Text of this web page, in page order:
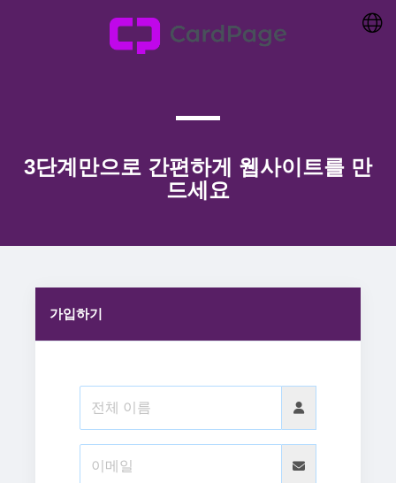
3단계만으로 간편하게 웹사이트를 만
드세요
가입하기